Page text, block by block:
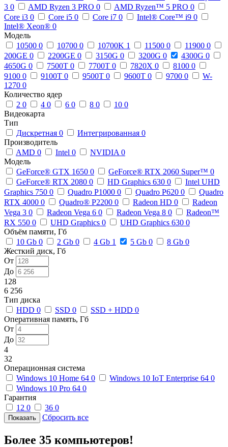
3 0 AMD Ryzen 3 PRO 0 AMD Ryzen™ 5 PRO 0
Core i3 0 Core i5 0 Core i7 0 Intel® Core™ i9 0
Intel® Xeon® 0
Модель
10500 0 10700 0 10700K 1 11500 0 11900 0
200GE 0 2200GE 0 3150G 0 3200G 0 4300G 0
4650G 0 7500T 0 7700T 0 7820X 0 8100 0
9100 0 9100T 0 9500T 0 9600T 0 9700 0
W-
1270 0
Количество ядер
2 0 4 0 6 0 8 0 10 0
Видеокарта
Тип
Дискретная 0 Интегрированная 0
Производитель
AMD 0 Intel 0 NVIDIA 0
Модель
GeForce® GTX 1650 0 GeForce® RTX 2060 Super™ 0
GeForce® RTX 2080 0 HD Graphics 630 0
Intel UHD
Graphics 750 0 Quadro P1000 0 Quadro P620 0
Quadro
RTX 4000 0 Quadro® P2200 0 Radeon HD 0
Radeon
Vega 3 0 Radeon Vega 6 0 Radeon Vega 8 0
Radeon™
RX 550 0 UHD Graphics 0 UHD Graphics 630 0
Объём памяти, Гб
10 Gb 0 2 Gb 0 4 Gb 1 5 Gb 0 8 Gb 0
Жесткий диск, Гб
От
До
128
6 256
Тип диска
HDD 0 SSD 0 SSD + HDD 0
Оперативная память, Гб
От
До
4
32
Операционная система
Windows 10 Home 64 0 Windows 10 IoT Enterprise 64 0
Windows 10 Pro 64 0
Гарантия
12 0 36 0
Сбросить все
Более 35 компьютеров!